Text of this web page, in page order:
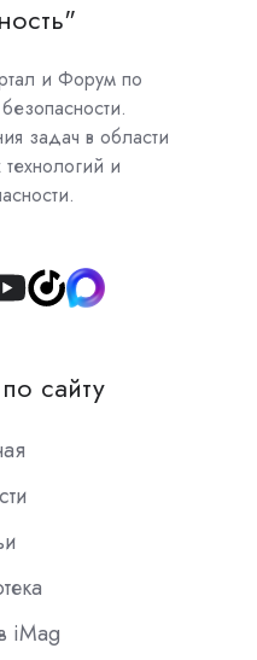
и Форум по
задач в области
и
Join
Slackсайту
iMag